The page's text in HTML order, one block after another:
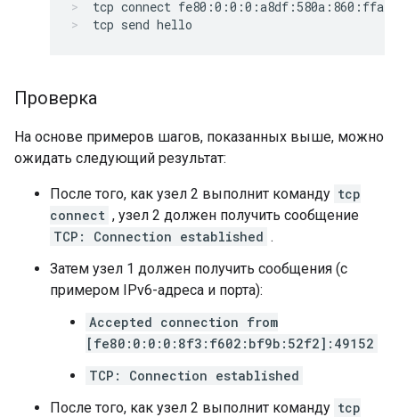
tcp connect fe80:0:0:0:a8df:580a:860:ffa4
tcp send hello
Проверка
На основе примеров шагов, показанных выше, можно
ожидать следующий результат:
После того, как узел 2 выполнит команду tcp
connect , узел 2 должен получить сообщение
TCP: Connection established .
Затем узел 1 должен получить сообщения (с
примером IPv6-адреса и порта):
Accepted connection from
[fe80:0:0:0:8f3:f602:bf9b:52f2]:49152
TCP: Connection established
После того, как узел 2 выполнит команду tcp